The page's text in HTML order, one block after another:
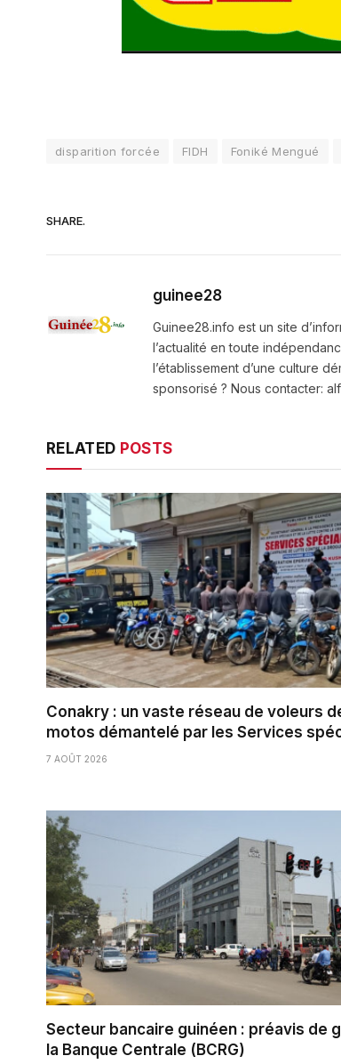
disparition forcée FIDH Foniké Mengué
SHARE.
guinee28
Guinee28.info est un site
l’actualité en toute
l’établissement d’une culture
sponsorisé ? Nous contacter:
RELATED POSTS
Conakry : un vaste réseau de voleurs
motos démantelé par les Services
7 AOÛT 2026
Secteur bancaire guinéen : préavis de
la Banque Centrale (BCRG)